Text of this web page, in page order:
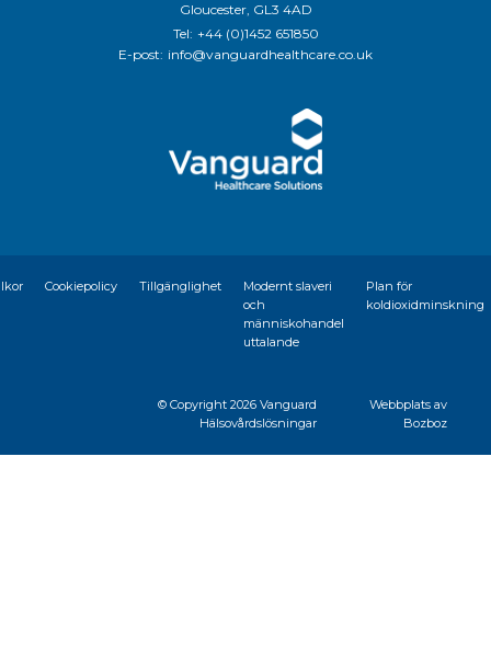
Gloucester, GL3 4AD
Tel: +44 (0)1452 651850
E-post: info@vanguardhealthcare.co.uk
Cookiepolicy Tillgänglighet
Modernt slaveri
och
människohandel
uttalande
Plan för
koldioxidminskning
© Copyright 2026 Vanguard
Hälsovårdslösningar
Webbplats av
Bozboz